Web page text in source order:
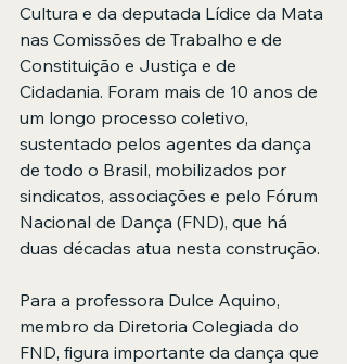
Cultura e da deputada Lídice da Mata
nas Comissões de Trabalho e de
Constituição e Justiça e de
Cidadania. Foram mais de 10 anos de
um longo processo coletivo,
sustentado pelos agentes da dança
de todo o Brasil, mobilizados por
sindicatos, associações e pelo Fórum
Nacional de Dança (FND), que há
duas décadas atua nesta construção.
Para a professora Dulce Aquino,
membro da Diretoria Colegiada do
FND, figura importante da dança que